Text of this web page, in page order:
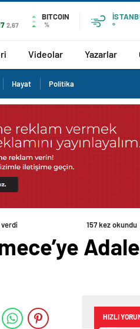
2,67
BITCOIN
%
°
Videolar Yazarlar
Hayat Politika
verdi 157 kez okundu
HIZLI